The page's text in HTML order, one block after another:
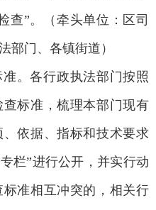
查”。（牵头单位：区司
部门、各镇街道）
准。各行政执法部门按照
标准，梳理本部门现有
依据、指标和技术要求
栏”进行公开，并实行动
准相互冲突的，相关行